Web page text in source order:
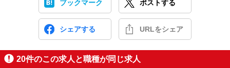
ブックマーク ポストする
シェアする URLをシェア
20件のこの求人と職種が同じ求人